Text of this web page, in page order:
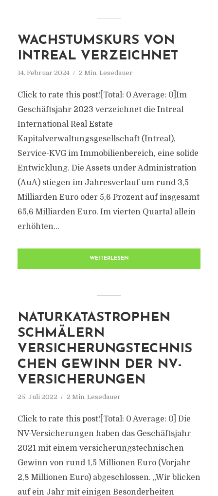
WACHSTUMSKURS VON
INTREAL VERZEICHNET
14. Februar 2024 2 Min. Lesedauer
Click to rate this post![Total: 0 Average: 0]Im
Geschäftsjahr 2023 verzeichnet die Intreal
International Real Estate
Kapitalverwaltungsgesellschaft (Intreal),
Service-KVG im Immobilienbereich, eine solide
Entwicklung. Die Assets under Administration
(AuA) stiegen im Jahresverlauf um rund 3,5
Milliarden Euro oder 5,6 Prozent auf insgesamt
65,6 Milliarden Euro. Im vierten Quartal allein
erhöhten...
WEITERLESEN
NATURKATASTROPHEN
SCHMÄLERN
VERSICHERUNGSTECHNIS
CHEN GEWINN DER NV-
VERSICHERUNGEN
25. Juli 2022 2 Min. Lesedauer
Click to rate this post![Total: 0 Average: 0] Die
NV-Versicherungen haben das Geschäftsjahr
2021 mit einem versicherungstechnischen
Gewinn von rund 1,5 Millionen Euro (Vorjahr
2,8 Millionen Euro) abgeschlossen. „Wir blicken
auf ein Jahr mit einigen Besonderheiten